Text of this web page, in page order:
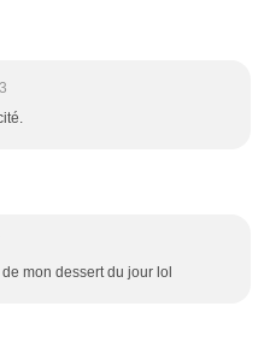
mon dessert du jour lol